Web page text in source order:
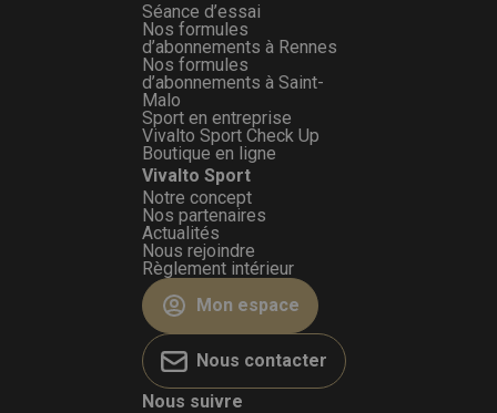
Séance d’essai
Nos formules
d’abonnements à Rennes
Nos formules
d’abonnements à Saint-
Malo
Sport en entreprise
Vivalto Sport Check Up
Boutique en ligne
Vivalto Sport
Notre concept
Nos partenaires
Actualités
Nous rejoindre
Règlement intérieur
Mon espace
Nous contacter
Nous suivre